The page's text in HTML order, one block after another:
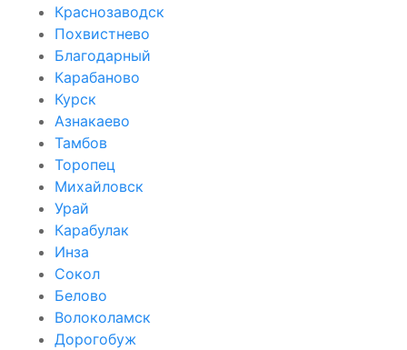
Краснозаводск
Похвистнево
Благодарный
Карабаново
Курск
Азнакаево
Тамбов
Торопец
Михайловск
Урай
Карабулак
Инза
Сокол
Белово
Волоколамск
Дорогобуж